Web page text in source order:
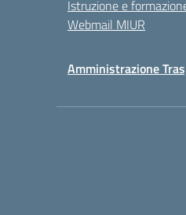
Istruzione e
Webmail MIUR
Amministrazione